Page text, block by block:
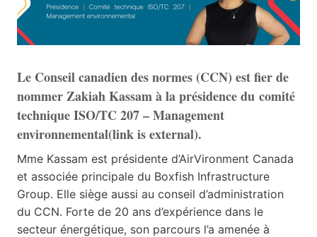
Le Conseil canadien des normes (CCN) est fier de
nommer Zakiah Kassam à la présidence du comité
technique ISO/TC 207 – Management
environnemental(link is external).
Mme Kassam est présidente d’AirVironment Canada
et associée principale du Boxfish Infrastructure
Group. Elle siège aussi au conseil d’administration
du CCN. Forte de 20 ans d’expérience dans le
secteur énergétique, son parcours l’a amenée à